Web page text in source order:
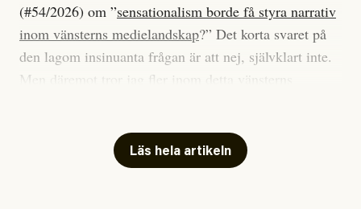
(#54/2026) om ”sensationalism borde få styra narrativ
inom vänsterns medielandskap?” Det korta svaret på
den lagom insinuanta frågan är att nej, självklart inte.
Men däremot tror jag fler inom detta vänsterns
journalistik som vänder sig till många snarare än att
jaga inbördes beundran. Det har i alla fall fungerat för
Läs hela artikeln